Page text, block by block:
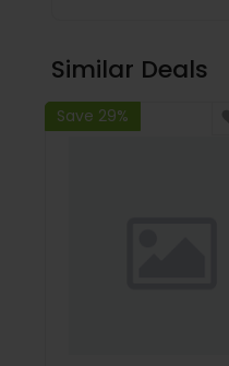
Similar Deals
Save 29%